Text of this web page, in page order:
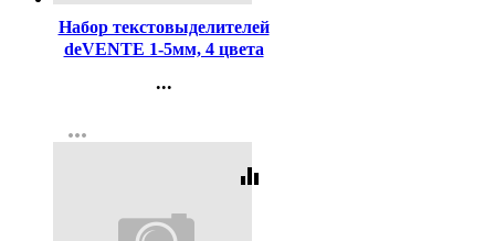
Набор текстовыделителей
deVENTE 1-5мм, 4 цвета
арт.5045329
...
Регистрация
more_horiz
equalizer